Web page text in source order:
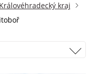
Královéhradecký kraj